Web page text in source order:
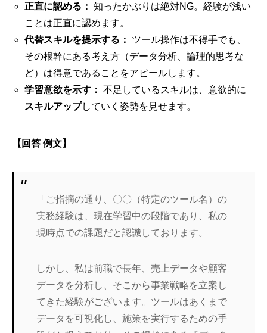
正直に認める： 知ったかぶりは絶対NG。経験が浅い
ことは正直に認めます。
代替スキルを提示する：
ツール操作は不得手でも、
その根幹にある考え方（データ分析、論理的思考な
ど）は得意であることをアピールします。
学習意欲を示す： 不足しているスキルは、意欲的に
スキルアップしていく姿勢を見せます。
【回答 例文】
「ご指摘の通り、〇〇（特定のツール名）の
実務経験は、現在学習中の段階であり、私の
現時点での課題だと認識しております。
しかし、私は前職で長年、売上データや顧客
データを分析し、そこから事業戦略を立案し
てきた経験がございます。ツールはあくまで
データを可視化し、施策を実行するための手